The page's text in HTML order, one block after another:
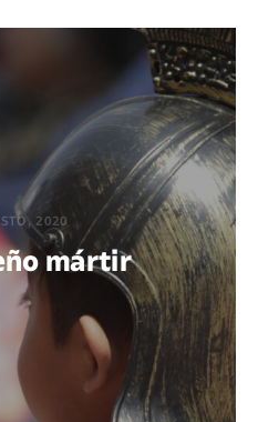
2020
mártir
M. ACUÑA